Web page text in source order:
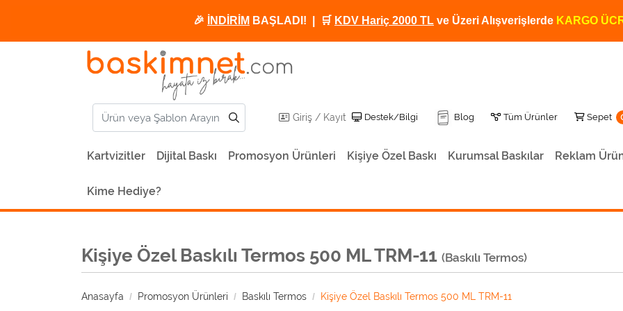
🎉 İNDİRİM BAŞLADI! | 🛒 KDV Hariç 2000 TL ve Üzeri Alışverişlerde KARGO
Giriş / Kayıt Destek/Bilgi
Destek/Bilgi Blog Tüm Ürünler
Tüm Ürünler Sepet
Sepet
Kartvizitler Dijital Baskı Promosyon Ürünleri Kişiye Özel Baskı Kurumsal Baskılar Reklam
Kime Hediye?
Kişiye Özel Baskılı Termos 500 ML TRM-11 (Baskılı Termos)
Anasayfa Promosyon Ürünleri Baskılı Termos Kişiye Özel Baskılı Termos 500 ML TRM-11